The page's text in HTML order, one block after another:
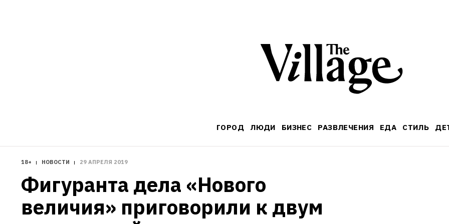
ГОРОД ЛЮДИ БИЗНЕС РАЗВЛЕЧЕНИЯ ЕДА СТИЛЬ
18+ НОВОСТИ 29 АПРЕЛЯ 2019
Фигуранта дела «Нового
величия» приговорили к двум